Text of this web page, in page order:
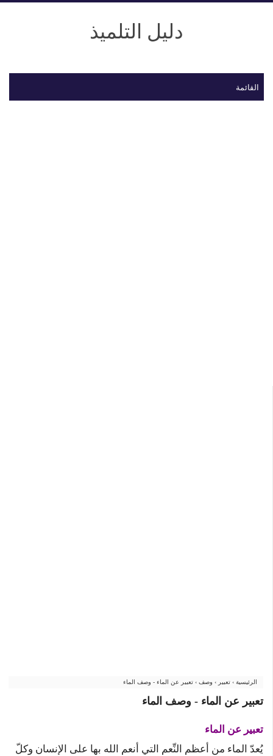
دليل التلميذ
القائمة
الرئيسية › تعبير › وصف › تعبير عن الماء - وصف الماء
تعبير عن الماء - وصف الماء
تعبير عن الماء
يُعدّ الماء من أعظم النِّعم التي أنعم الله بها على الإنسان وكلّ